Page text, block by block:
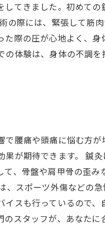
てきました。初めて
の際には、緊張して筋
際の圧が心地よく、
の体験は、身体の不調
腰痛や頭痛に悩む方
が期待できます。 鍼
、骨盤や肩甲骨の歪
、スポーツ外傷などの
スも行っているので
スタッフが、あなた